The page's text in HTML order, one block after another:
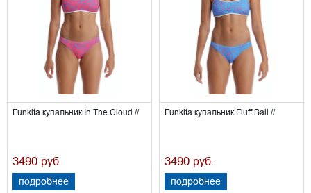
Funkita купальник In The Cloud //
3490 руб.
подробнее
Funkita купальник Fluff Ball //
3490 руб.
подробнее